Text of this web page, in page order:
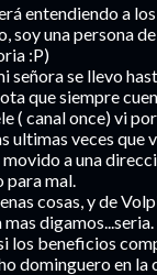
entendiendo a
soy una persona
:P)
se llevo
que siempre
( canal once) vi
ultimas veces que
a una
para mal.
cosas, y de
digamos...seria.
los beneficios
dominguero en la